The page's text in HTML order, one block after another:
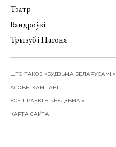
Тэатр
Вандроўкі
Трызуб і Пагоня
ШТО ТАКОЕ «БУДЗЬМА БЕЛАРУСАМІ!»
АСОБЫ КАМПАНІІ
УСЕ ПРАЕКТЫ «БУДЗЬМА!»
КАРТА САЙТА